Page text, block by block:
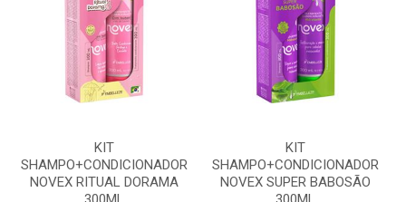
KIT
SHAMPO+CONDICIONADOR
NOVEX RITUAL DORAMA
KIT
SHAMPO+CONDICIONADOR
NOVEX SUPER BABOSÃO